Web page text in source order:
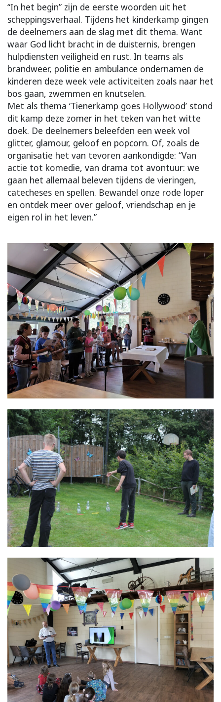
“In het begin” zijn de eerste woorden uit het
scheppingsverhaal. Tijdens het kinderkamp gingen
de deelnemers aan de slag met dit thema. Want
waar God licht bracht in de duisternis, brengen
hulpdiensten veiligheid en rust. In teams als
brandweer, politie en ambulance ondernamen de
kinderen deze week vele activiteiten zoals naar het
bos gaan, zwemmen en knutselen.
Met als thema ‘Tienerkamp goes Hollywood’ stond
dit kamp deze zomer in het teken van het witte
doek. De deelnemers beleefden een week vol
glitter, glamour, geloof en popcorn. Of, zoals de
organisatie het van tevoren aankondigde: “Van
actie tot komedie, van drama tot avontuur: we
gaan het allemaal beleven tijdens de vieringen,
catecheses en spellen. Bewandel onze rode loper
en ontdek meer over geloof, vriendschap en je
eigen rol in het leven.”